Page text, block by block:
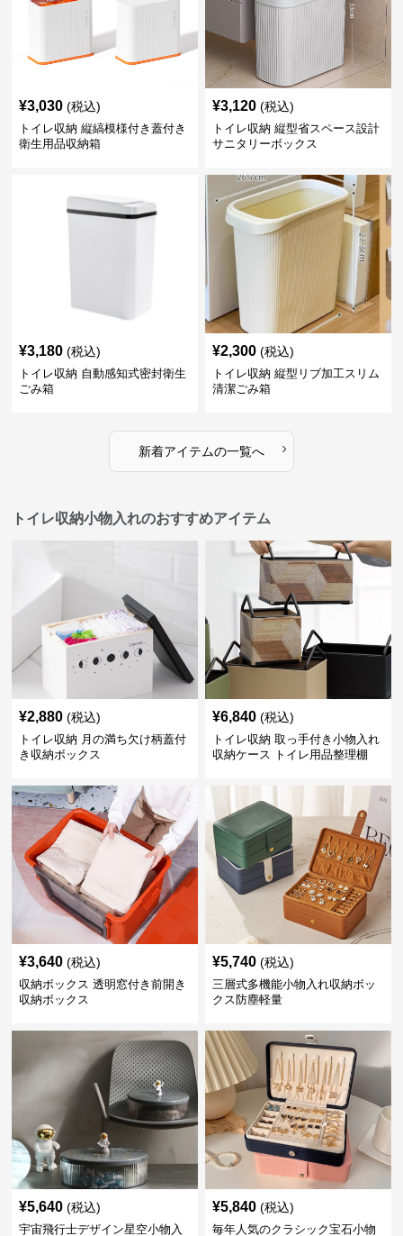
¥3,030 (税込)
トイレ収納 縦縞模様付き蓋付き
衛生用品収納箱
¥3,120 (税込)
トイレ収納 縦型省スペース設計
サニタリーボックス
¥3,180 (税込)
トイレ収納 自動感知式密封衛生
ごみ箱
¥2,300 (税込)
トイレ収納 縦型リブ加工スリム
清潔ごみ箱
新着アイテムの一覧へ ›
トイレ収納小物入れのおすすめアイテム
¥2,880 (税込)
トイレ収納 月の満ち欠け柄蓋付
き収納ボックス
¥6,840 (税込)
トイレ収納 取っ手付き小物入れ
収納ケース トイレ用品整理棚
¥3,640 (税込)
収納ボックス 透明窓付き前開き
収納ボックス
¥5,740 (税込)
三層式多機能小物入れ収納ボッ
クス防塵軽量
¥5,640 (税込)
宇宙飛行士デザイン星空小物入
¥5,840 (税込)
毎年人気のクラシック宝石小物